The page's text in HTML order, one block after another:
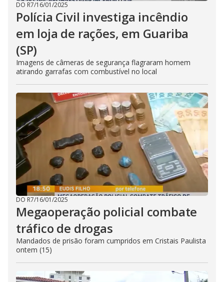
DO R7/16/01/2025
Polícia Civil investiga incêndio
em loja de rações, em Guariba
(SP)
Imagens de câmeras de segurança flagraram homem
atirando garrafas com combustível no local
DO R7/16/01/2025
Megaoperação policial combate
tráfico de drogas
Mandados de prisão foram cumpridos em Cristais Paulista
ontem (15)